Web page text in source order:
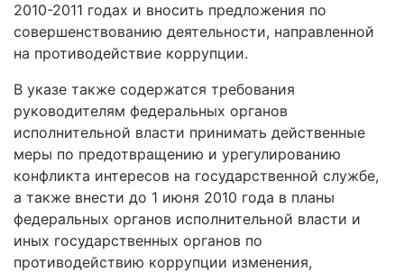
2010-2011 годах и вносить предложения по
совершенствованию деятельности, направленной
на противодействие коррупции.
В указе также содержатся требования
руководителям федеральных органов
исполнительной власти принимать действенные
меры по предотвращению и урегулированию
конфликта интересов на государственной службе,
а также внести до 1 июня 2010 года в планы
федеральных органов исполнительной власти и
иных государственных органов по
противодействию коррупции изменения,